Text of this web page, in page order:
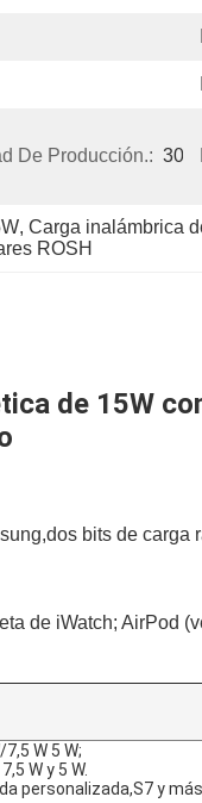
De Producción.: 30
, Carga inalámbrica
ROSH
de 15W
bits de
de iWatch; AirPod
W 5 W;
W y 5 W.
personalizada,S7 y más